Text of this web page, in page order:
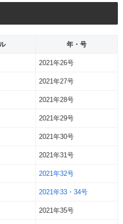
年・号
2021年26号
2021年27号
2021年28号
2021年29号
2021年30号
2021年31号
2021年32号
2021年33・34号
2021年35号